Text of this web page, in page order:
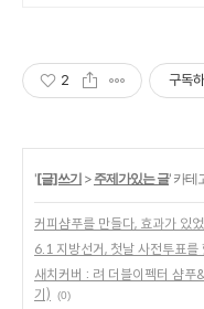
2 구독
'[글]쓰기 > 주제가있는 글' 카테
커피샴푸를 만들다, 효과가 있
6.1 지방선거, 첫날 사전투표를
새치커버 : 려 더블이펙터 샴푸
기)
(0)